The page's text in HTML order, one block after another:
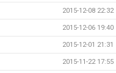
2015-12-08 22:32
2015-12-06 19:40
2015-12-01 21:31
2015-11-22 17:55